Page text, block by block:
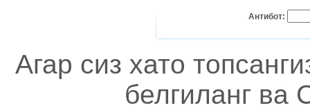
Антибот:
Агар сиз хато
белгиланг ва